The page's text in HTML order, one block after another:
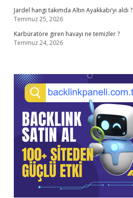
Jardel hangi takımda Altın Ayakkabı’yı aldı ?
Temmuz 25, 2026
Karbüratöre giren havayı ne temizler ?
Temmuz 24, 2026